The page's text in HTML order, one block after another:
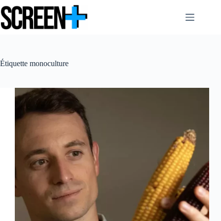
au
contenu
Étiquette monoculture